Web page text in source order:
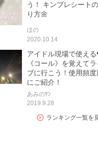
う！ キンブレシート
り方🌼
ほの
2020.10.14
アイドル現場で使え
《コール》を覚えてラ
ブに行こう！使用頻度
にご紹介！
あみのｻﾝ
2019.9.28
ランキング一覧を